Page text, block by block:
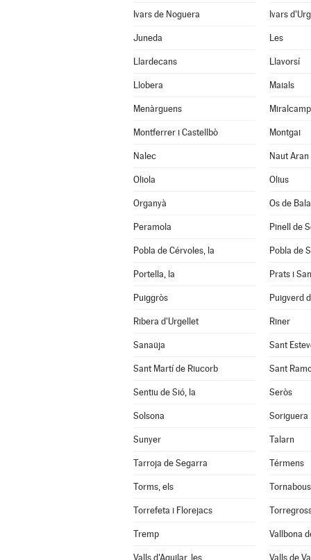
Ivars de Noguera Ivars
Juneda Les
Llardecans Llavorsí
Llobera Maials
Menàrguens Miralcamp
Montferrer i Castellbò Montgai
Nalec Naut Aran
Oliola Olius
Organyà Os de
Peramola Pinell de
Pobla de Cérvoles, la Pobla de
Portella, la Prats i
Puiggròs Puigverd
Ribera d'Urgellet Riner
Sanaüja Sant
Sant Martí de Riucorb Sant
Sentiu de Sió, la Seròs
Solsona Soriguera
Sunyer Talarn
Tarroja de Segarra Térmens
Torms, els Tornabous
Torrefeta i Florejacs
Tremp Vallbona
Valls d'Aguilar, les Valls de